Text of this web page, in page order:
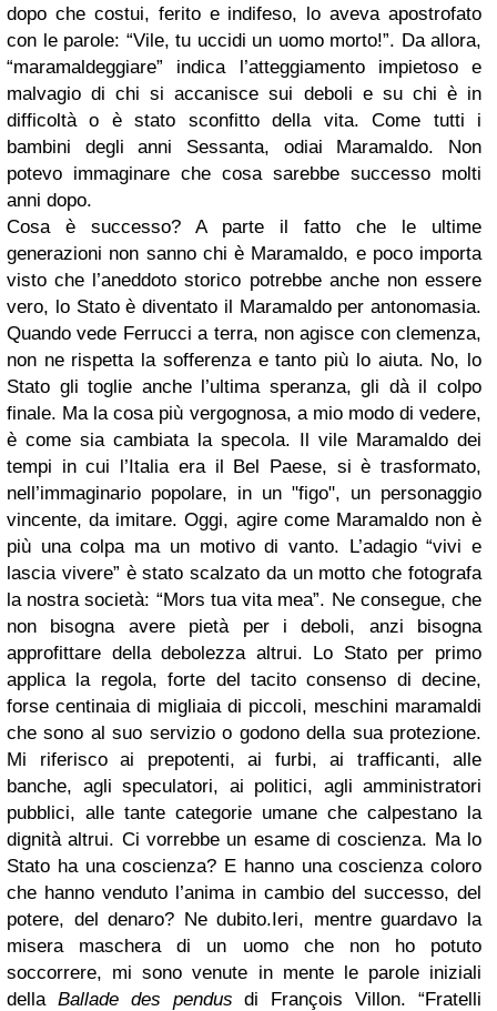
dopo che costui, ferito e indifeso, lo aveva apostrofato
con le parole: “Vile, tu uccidi un uomo morto!”. Da allora,
“maramaldeggiare” indica l’atteggiamento impietoso e
malvagio di chi si accanisce sui deboli e su chi è in
difficoltà o è stato sconfitto della vita. Come tutti i
bambini degli anni Sessanta, odiai Maramaldo. Non
potevo immaginare che cosa sarebbe successo molti
anni dopo.
Cosa è successo? A parte il fatto che le ultime
generazioni non sanno chi è Maramaldo, e poco importa
visto che l’aneddoto storico potrebbe anche non essere
vero, lo Stato è diventato il Maramaldo per antonomasia.
Quando vede Ferrucci a terra, non agisce con clemenza,
non ne rispetta la sofferenza e tanto più lo aiuta. No, lo
Stato gli toglie anche l’ultima speranza, gli dà il colpo
finale. Ma la cosa più vergognosa, a mio modo di vedere,
è come sia cambiata la specola. Il vile Maramaldo dei
tempi in cui l’Italia era il Bel Paese, si è trasformato,
nell’immaginario popolare, in un "figo", un personaggio
vincente, da imitare. Oggi, agire come Maramaldo non è
più una colpa ma un motivo di vanto. L’adagio “vivi e
lascia vivere” è stato scalzato da un motto che fotografa
la nostra società: “Mors tua vita mea”. Ne consegue, che
non bisogna avere pietà per i deboli, anzi bisogna
approfittare della debolezza altrui. Lo Stato per primo
applica la regola, forte del tacito consenso di decine,
forse centinaia di migliaia di piccoli, meschini maramaldi
che sono al suo servizio o godono della sua protezione.
Mi riferisco ai prepotenti, ai furbi, ai trafficanti, alle
banche, agli speculatori, ai politici, agli amministratori
pubblici, alle tante categorie umane che calpestano la
dignità altrui. Ci vorrebbe un esame di coscienza. Ma lo
Stato ha una coscienza? E hanno una coscienza coloro
che hanno venduto l’anima in cambio del successo, del
potere, del denaro? Ne dubito.Ieri, mentre guardavo la
misera maschera di un uomo che non ho potuto
soccorrere, mi sono venute in mente le parole iniziali
della Ballade des pendus di François Villon. “Fratelli